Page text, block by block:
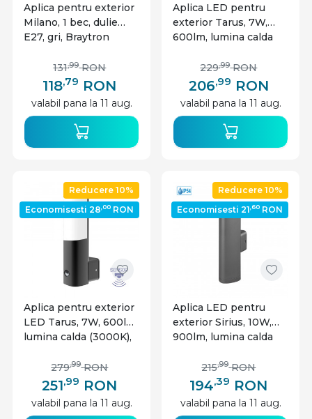
Aplica pentru exterior
Milano, 1 bec, dulie
E27, gri, Braytron
118,79 RON
131,99 RON
valabil pana la 11 aug.
Aplica LED pentru
exterior Tarus, 7W,
600lm, lumina calda
206,99 RON
229,99 RON
valabil pana la 11 aug.
Reducere 10%
Economisesti 28,00 RON
Aplica pentru exterior
LED Tarus, 7W, 600lm,
lumina calda (3000K),
gri, Braytron
251,99 RON
279,99 RON
valabil pana la 11 aug.
Reducere 10%
Economisesti 21,60 RON
Aplica LED pentru
exterior Sirius, 10W,
900lm, lumina calda
194,39 RON
215,99 RON
valabil pana la 11 aug.